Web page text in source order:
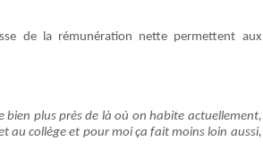
de la rémunération nette permettent aux
plus près de là où on habite actuellement,
au collège et pour moi ça fait moins loin aussi,